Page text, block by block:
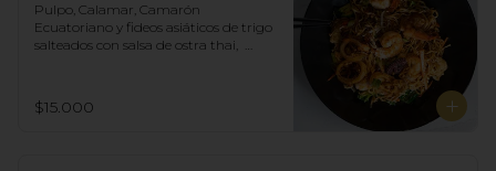
Pulpo, Calamar, Camarón
Ecuatoriano y fideos asiáticos de trigo
salteados con salsa de ostra thai,
$15.000